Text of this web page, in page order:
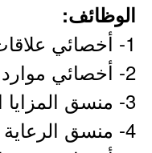
الوظائف:
1- أخصائي علاقات حكومية.
2- أخصائي موارد بشرية.
3- منسق المزايا الطبية.
4- منسق الرعاية الطبية.